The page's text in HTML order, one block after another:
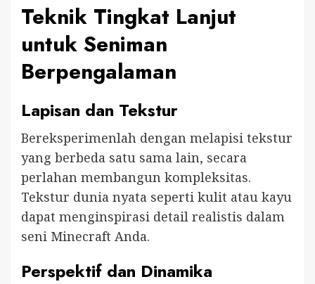
Teknik Tingkat Lanjut
untuk Seniman
Berpengalaman
Lapisan dan Tekstur
Bereksperimenlah dengan melapisi tekstur
yang berbeda satu sama lain, secara
perlahan membangun kompleksitas.
Tekstur dunia nyata seperti kulit atau kayu
dapat menginspirasi detail realistis dalam
seni Minecraft Anda.
Perspektif dan Dinamika